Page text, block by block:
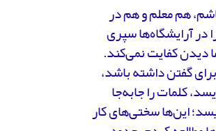
هم معلم و هم در
در آرایشگاه‌ها سپری
دیدن کفایت نمی‌کند.
گفتن داشته باشد،
کلمات را جابه‌جا
این‌ها سختی‌های کار